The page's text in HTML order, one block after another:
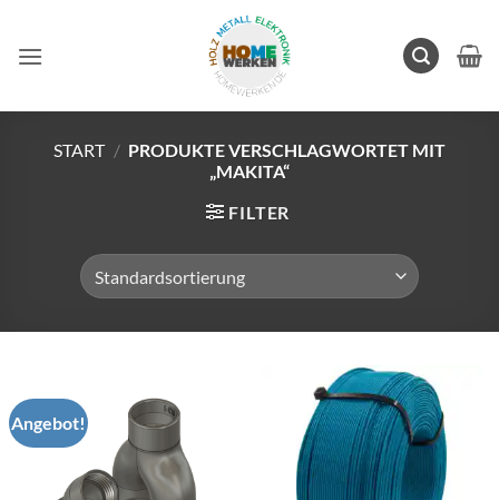
springen
START / PRODUKTE VERSCHLAGWORTET MIT
„MAKITA“
FILTER
Angebot!